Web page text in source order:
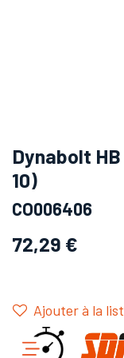
Dynabolt
10)
CO006406
72,29 €
Ajouter à la